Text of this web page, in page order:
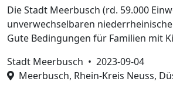
Die Stadt Meerbusch (rd. 59.000
unverwechselbaren
Gute Bedingungen für Familien mit
Stadt Meerbusch • 2023-09-04
Meerbusch, Rhein-Kreis Neuss,